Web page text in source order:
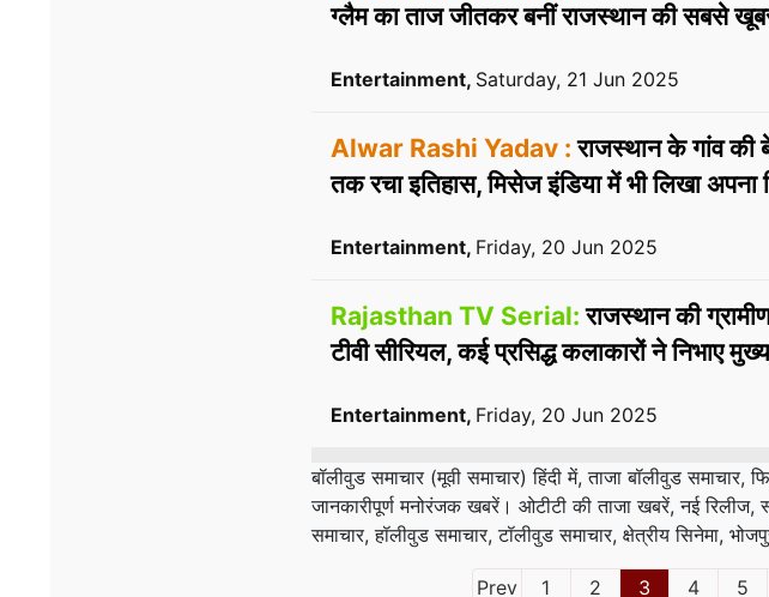
ग्लैम का ताज जीतकर बनीं राजस्थान की सबसे
Entertainment, Saturday, 21 Jun 2025
Alwar Rashi Yadav : राजस्थान के गांव की
तक रचा इतिहास, मिसेज इंडिया में भी लिखा अपना
Entertainment, Friday, 20 Jun 2025
Rajasthan TV Serial: राजस्थान की
टीवी सीरियल, कई प्रसिद्ध कलाकारों ने निभाए
Entertainment, Friday, 20 Jun 2025
बॉलीवुड समाचार (मूवी समाचार) हिंदी में, ताजा बॉलीवुड समाचार,
जानकारीपूर्ण मनोरंजक खबरें। ओटीटी की ताजा खबरें, नई रिलीज,
समाचार, हॉलीवुड समाचार, टॉलीवुड समाचार, क्षेत्रीय सिनेमा,
Prev 1 2 3 4 5